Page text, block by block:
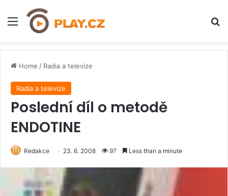
Menu
Home / Radia a televize
Radia a televize
Poslední díl o metodě
ENDOTINE
Redakce 23. 6. 2008 97 Less than a minute